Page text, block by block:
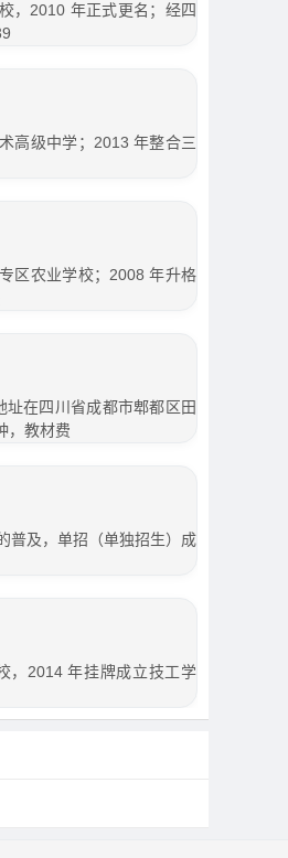
，2010 年正式更名；经四
高级中学；2013 年整合三
区农业学校；2008 年升格
在四川省成都市郫都区田
，教材费
普及，单招（单独招生）成
，2014 年挂牌成立技工学